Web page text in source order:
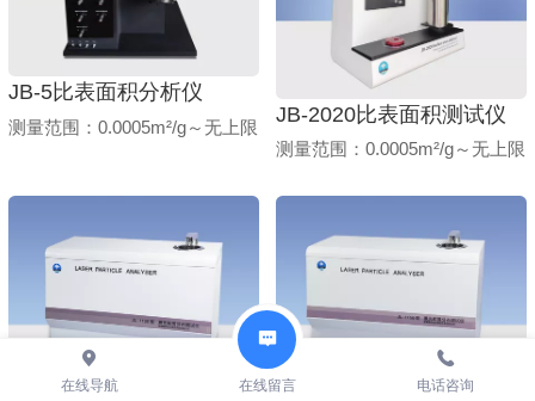
JB-5比表面积分析仪
测量范围：0.0005m²/g～无上限
JB-2020比表面积测试仪
测量范围：0.0005m²/g～无上限
在线导航 在线留言 电话咨询